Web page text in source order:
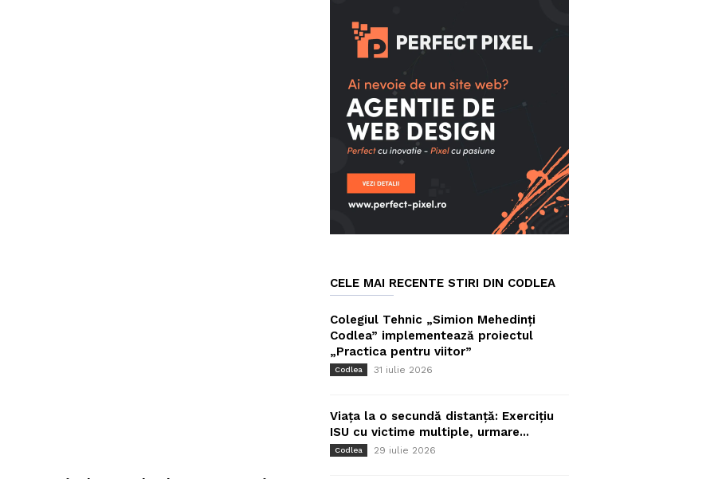
CELE MAI RECENTE STIRI DIN CODLEA
Colegiul Tehnic „Simion Mehedinți
Codlea” implementează proiectul
„Practica pentru viitor”
Codlea 31 iulie 2026
Viața la o secundă distanță: Exercițiu
ISU cu victime multiple, urmare...
Codlea 29 iulie 2026